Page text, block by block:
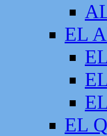
EL
EL